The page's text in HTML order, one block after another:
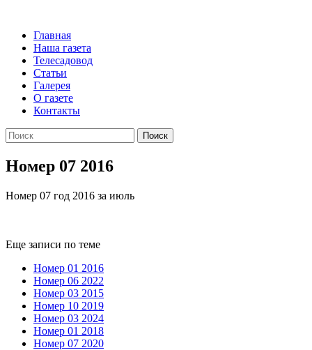
Главная
Наша газета
Телесадовод
Статьи
Галерея
О газете
Контакты
Поиск
Номер 07 2016
Номер 07 год 2016 за июль
Еще записи по теме
Номер 01 2016
Номер 06 2022
Номер 03 2015
Номер 10 2019
Номер 03 2024
Номер 01 2018
Номер 07 2020